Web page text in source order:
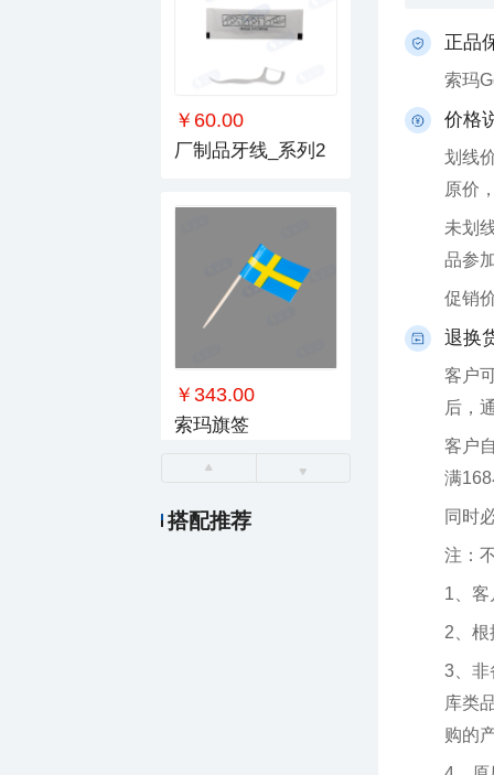
￥60.00
厂制品牙线_系列2
￥343.00
索玛旗签
搭配推荐
正品
索玛
价格
原价
品参
促销
退换
后，
满
同时
注：
1、
2、
购的